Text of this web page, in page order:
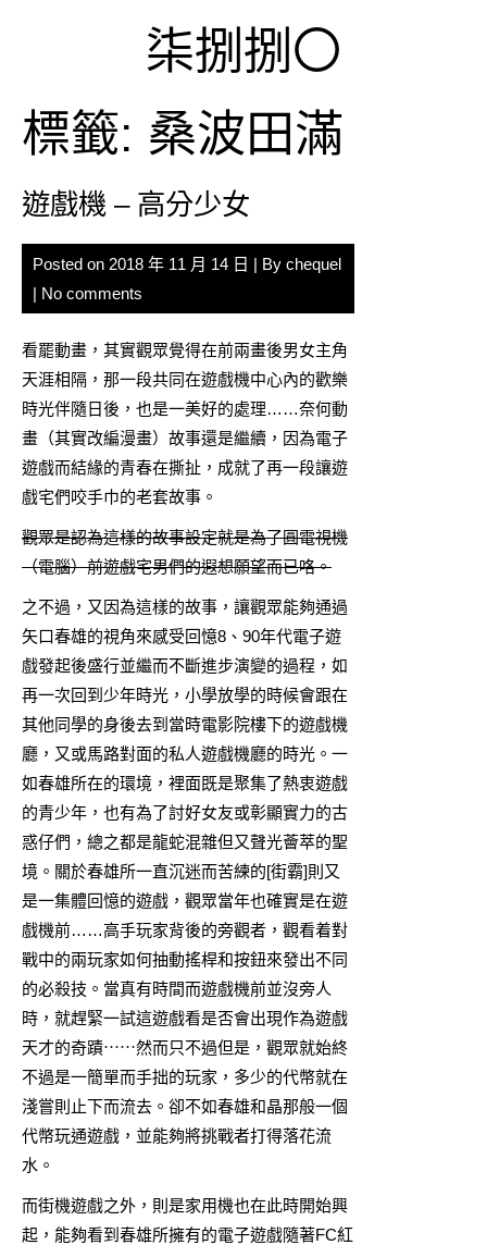
柒捌捌〇
標籤: 桑波田滿
遊戲機 – 高分少女
Posted on 2018 年 11 月 14 日 | By chequel
| No comments
看罷動畫，其實觀眾覺得在前兩畫後男女主角
天涯相隔，那一段共同在遊戲機中心內的歡樂
時光伴隨日後，也是一美好的處理……奈何動
畫（其實改編漫畫）故事還是繼續，因為電子
遊戲而結緣的青春在撕扯，成就了再一段讓遊
戲宅們咬手巾的老套故事。
觀眾是認為這樣的故事設定就是為了圓電視機
（電腦）前遊戲宅男們的遐想願望而已咯。
之不過，又因為這樣的故事，讓觀眾能夠通過
矢口春雄的視角來感受回憶8、90年代電子遊
戲發起後盛行並繼而不斷進步演變的過程，如
再一次回到少年時光，小學放學的時候會跟在
其他同學的身後去到當時電影院樓下的遊戲機
廳，又或馬路對面的私人遊戲機廳的時光。一
如春雄所在的環境，裡面既是聚集了熱衷遊戲
的青少年，也有為了討好女友或彰顯實力的古
惑仔們，總之都是龍蛇混雜但又聲光薈萃的聖
境。關於春雄所一直沉迷而苦練的[街霸]則又
是一集體回憶的遊戲，觀眾當年也確實是在遊
戲機前……高手玩家背後的旁觀者，觀看着對
戰中的兩玩家如何抽動搖桿和按鈕來發出不同
的必殺技。當真有時間而遊戲機前並沒旁人
時，就趕緊一試這遊戲看是否會出現作為遊戲
天才的奇蹟⋯⋯然而只不過但是，觀眾就始終
不過是一簡單而手拙的玩家，多少的代幣就在
淺嘗則止下而流去。卻不如春雄和晶那般一個
代幣玩通遊戲，並能夠將挑戰者打得落花流
水。
而街機遊戲之外，則是家用機也在此時開始興
起，能夠看到春雄所擁有的電子遊戲隨著FC紅